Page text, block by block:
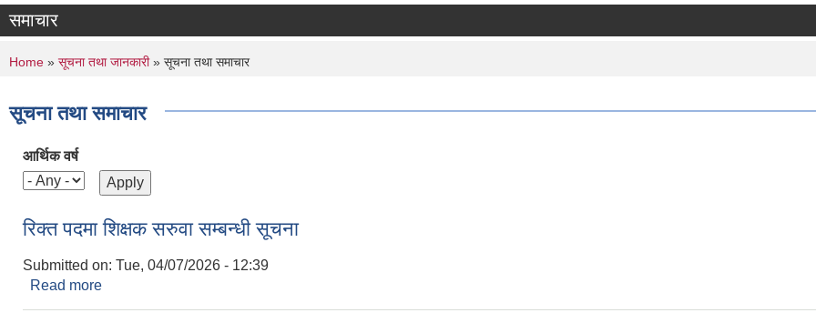
समाचार
You are here
Home » सूचना तथा जानकारी» सूचना तथा समाचार
सूचना तथा समाचार
आर्थिक वर्ष
रिक्त पदमा शिक्षक सरुवा सम्बन्धी सूचना
Submitted on: Tue, 04/07/2026 - 12:39
Read more